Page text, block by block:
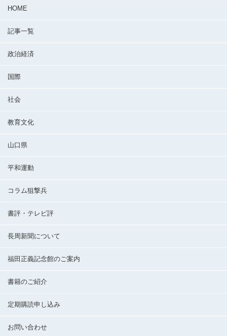
HOME
記事一覧
政治経済
国際
社会
教育文化
山口県
平和運動
コラム狙撃兵
書評・テレビ評
長周新聞について
福田正義記念館のご案内
書籍のご紹介
定期購読申し込み
お問い合わせ